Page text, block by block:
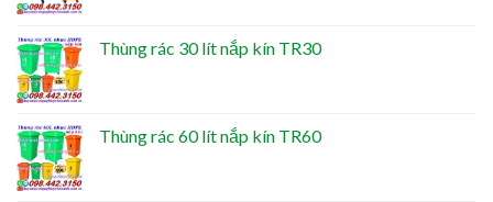
Thùng rác 30 lít nắp kín TR30
Thùng rác 60 lít nắp kín TR60